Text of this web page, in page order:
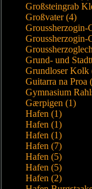
Großsteingrab
Großvater (4)
Groussherzogin-
Groussherzogin-
Grund- und
Grundloser Kolk
Guitarra na Proa
Gymnasium
Gærpigen (1)
Hafen (1)
Hafen (1)
Hafen (1)
Hafen (7)
Hafen (5)
Hafen (5)
Hafen (2)